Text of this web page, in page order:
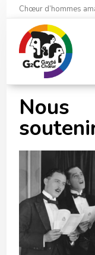
Chœur d’hommes
Nous